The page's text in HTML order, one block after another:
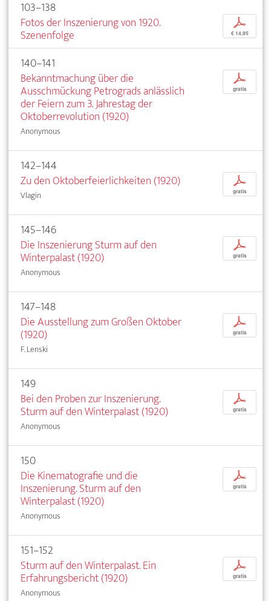
103–138
Fotos der Inszenierung von 1920.
Szenenfolge
p
€ 14,95
140–141
Bekanntmachung über die
Ausschmückung Petrograds anlässlich
der Feiern zum 3. Jahrestag der
Oktoberrevolution (1920)
Anonymous
p
gratis
142–144
Zu den Oktoberfeierlichkeiten (1920)
Vlagin
p
gratis
145–146
Die Inszenierung Sturm auf den
Winterpalast (1920)
Anonymous
p
gratis
147–148
Die Ausstellung zum Großen Oktober
(1920)
F. Lenski
p
gratis
149
Bei den Proben zur Inszenierung.
Sturm auf den Winterpalast (1920)
Anonymous
p
gratis
150
Die Kinematografie und die
Inszenierung. Sturm auf den
Winterpalast (1920)
Anonymous
p
gratis
151–152
Sturm auf den Winterpalast. Ein
Erfahrungsbericht (1920)
Anonymous
p
gratis